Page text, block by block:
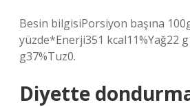
Besin bilgisiPorsiyon başına
yüzde*Enerji351 kcal11%Yağ22
g37%Tuz0.
Diyette